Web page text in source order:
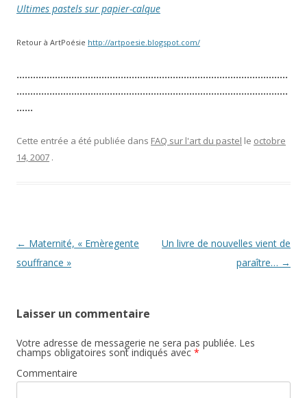
Ultimes pastels sur papier-calque
Retour à ArtPoésie http://artpoesie.blogspot.com/
………………………………………………………………………………………
………………………………………………………………………………………
……
Cette entrée a été publiée dans FAQ sur l'art du pastel le octobre
14, 2007 .
Navigation des articles
← Maternité, « Emèregente
souffrance »
Un livre de nouvelles vient de
paraître… →
Laisser un commentaire
Votre adresse de messagerie ne sera pas publiée. Les
champs obligatoires sont indiqués avec *
Commentaire